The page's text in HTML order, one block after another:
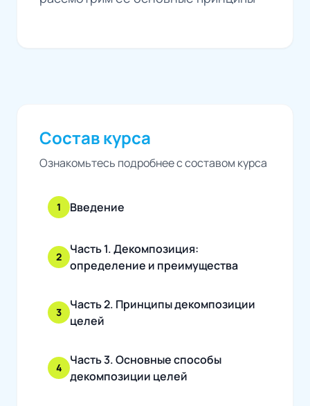
Состав курса
Ознакомьтесь подробнее с составом курса
1 Введение
2
Часть 1. Декомпозиция:
определение и преимущества
3
Часть 2. Принципы декомпозиции
целей
4
Часть 3. Основные способы
декомпозиции целей